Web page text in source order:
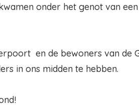
onder het genot van
en de bewoners van de
in ons midden te hebben.